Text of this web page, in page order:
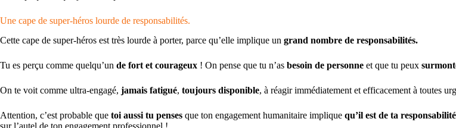
Une cape de super-héros lourde de responsabilités.
Cette cape de super-héros est très lourde à porter, parce qu’elle implique un grand nombre de responsabilités.
Tu es perçu comme quelqu’un de fort et courageux ! On pense que tu n’as besoin de personne et que tu peux
On te voit comme ultra-engagé, jamais fatigué, toujours disponible, à réagir immédiatement et efficacement à toutes
Attention, c’est probable que toi aussi tu penses que ton engagement humanitaire implique qu’il est de ta responsabilité
sur l’autel de ton engagement professionnel !